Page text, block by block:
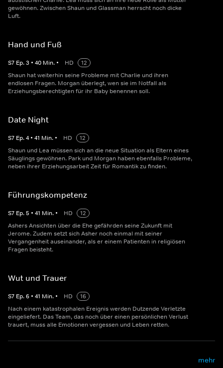
gewöhnen. Zwischen Shaun und Glassman herrscht noch dicke
Luft.
Hand und Fuß
S7 Ep.3 • 40 Min. • HD
12
Shaun hat weiterhin seine Probleme mit Charlie und ihren
endlosen Fragen. Morgan überlegt, wen sie im Notfall als
Erziehungsberechtigten für ihr Baby benennen soll.
Date Night
S7 Ep.4 • 41 Min. • HD
12
Shaun und Lea müssen sich an die neue Situation als Eltern eines
Säuglings gewöhnen. Park und Morgan haben ebenfalls Probleme,
neben ihrer Erziehungsarbeit Zeit für Romantik zu finden.
Führungskompetenz
S7 Ep.5 • 41 Min. • HD
12
Ashers Ansichten über die Ehe gefährden seine Zukunft mit
Jerome. Zudem setzt sich Asher noch einmal mit seiner
Vergangenheit auseinander, als er einem Patienten in religiösen
Fragen beisteht.
Wut und Trauer
S7 Ep.6 • 41 Min. • HD
16
Nach einem katastrophalen Ereignis werden Dutzende Verletzte
eingeliefert. Das Team, das noch über einen persönlichen Verlust
trauert, muss alle Emotionen vergessen und Leben retten.
mehr